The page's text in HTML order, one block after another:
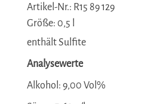
Artikel-Nr.: R15 89 129
Größe: 0,5 l
enthält Sulfite
Analysewerte
Alkohol: 9,00 Vol%